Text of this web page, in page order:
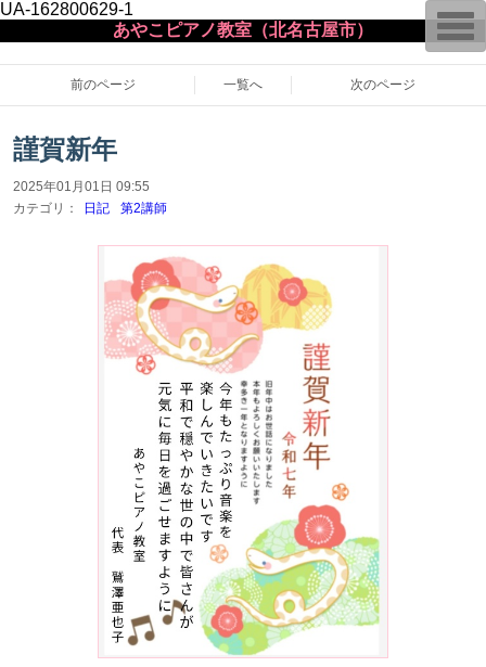
UA-162800629-1
あやこピアノ教室（北名古屋市）
前のページ 一覧へ 次のページ
謹賀新年
2025年01月01日 09:55
カテゴリ：
日記 第2講師
T
o
g
g